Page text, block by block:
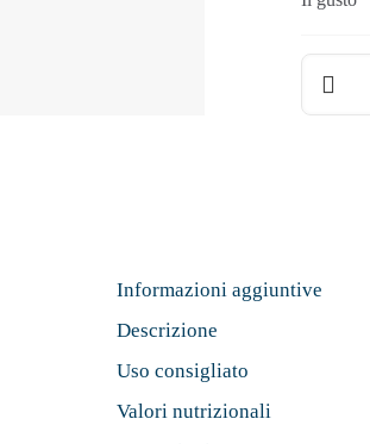
Instant
Informazioni aggiuntive
Descrizione
Uso consigliato
Valori nutrizionali